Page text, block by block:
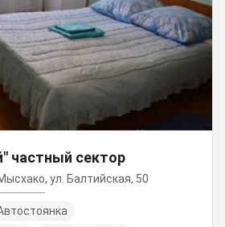
частный сектор
ул. Балтийская, 50